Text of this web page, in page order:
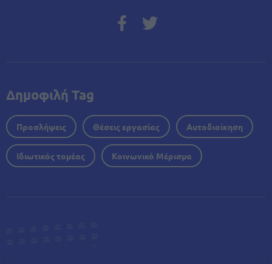
Δημοφιλή Tag
Προσλήψεις Θέσεις εργασίας Αυτοδιοίκηση
Ιδιωτικός τομέας Κοινωνικό Μέρισμα